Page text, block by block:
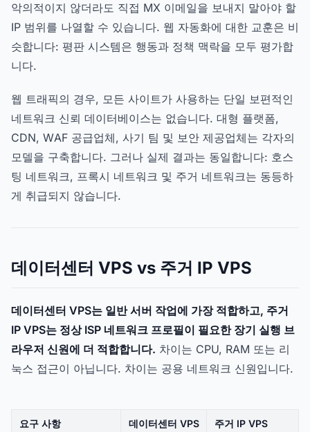
악의적이지 않더라도 직접 MX 이메일을 보내지 말아야 할
IP 범위를 나열할 수 있습니다. 웹 자동화에 대한 교훈은 비
슷합니다: 평판 시스템은 행동과 정책 맥락을 모두 평가합
니다.
웹 트래픽의 경우, 모든 사이트가 사용하는 단일 보편적인
네트워크 신뢰 데이터베이스는 없습니다. 대형 플랫폼,
CDN, WAF 공급업체, 사기 팀 및 보안 제공업체는 각자의
모델을 구축합니다. 그러나 실제 결과는 동일합니다: 호스
팅 네트워크, 프록시 네트워크 및 주거 네트워크는 동등하
게 취급되지 않습니다.
데이터센터 VPS vs 주거 IP VPS
데이터센터 VPS는 일반 서버 작업에 가장 적합하고, 주거
IP VPS는 정상 ISP 네트워크 프로필이 필요한 장기 실행 브
라우저 신원에 더 적합합니다. 차이는 CPU, RAM 또는 리
눅스 접근이 아닙니다. 차이는 공용 네트워크 신원입니다.
요구 사항 데이터센터 VPS 주거 IP VPS